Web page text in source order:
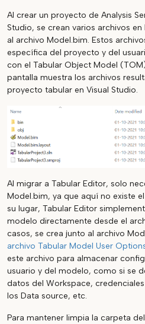
Al crear un proyecto de Analysis
Studio, se crean varios archivos
al archivo Model.bim. Estos
específica del proyecto y del
con el Tabular Object Model
pantalla muestra los archivos
proyecto tabular en Visual Studio.
Al migrar a Tabular Editor, solo
Model.bim, ya que aquí no existe
su lugar, Tabular Editor
modelo directamente desde el
casos, se crea junto al archivo
archivo Tabular Model User
este archivo para almacenar
usuario y del modelo, como si se
datos del Workspace,
los Data source, etc.
Para mantener limpia la carpeta